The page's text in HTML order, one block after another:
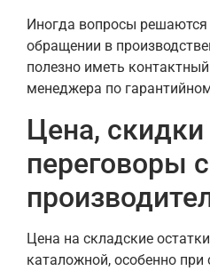
Иногда вопросы
обращении в
полезно иметь
менеджера по
Цена, скидки
переговоры с
Цена на складские
каталожной, особенно